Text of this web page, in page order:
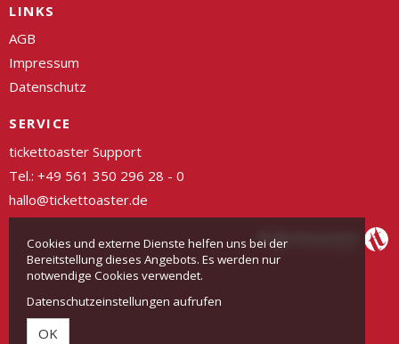
LINKS
AGB
Impressum
Datenschutz
SERVICE
tickettoaster Support
Tel.: +49 561 350 296 28 - 0
hallo@tickettoaster.de
Cookies und externe Dienste helfen uns bei der
Bereitstellung dieses Angebots. Es werden nur
notwendige Cookies verwendet.
Datenschutzeinstellungen aufrufen
OK